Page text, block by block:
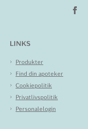
LINKS
Produkter
Find din apoteker
Cookiepolitik
Privatlivspolitik
Personalelogin